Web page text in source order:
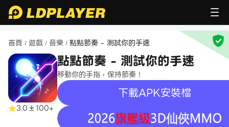
首頁 / 遊戲 / 音樂 / 點點節奏 - 測試你的手速
3.0 100+
點點節奏 - 測試你的手速
移動你的手指，保持節奏！
下載APK安裝檔
recommend